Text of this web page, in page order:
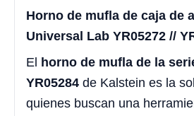
Horno de mufla de caja de
Universal Lab YR05272 //
El horno de mufla de la
YR05284 de Kalstein es la
quienes buscan una